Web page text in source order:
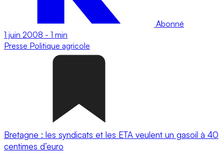
Abonné
1 juin 2008 - 1 min
Presse Politique agricole
Bretagne : les syndicats et les ETA veulent un gasoil à 40
centimes d’euro